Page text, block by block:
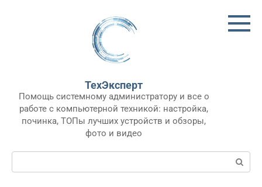
ТехЭксперт
Помощь системному администратору и все о
работе с компьютерной техникой: настройка,
починка, ТОПы лучших устройств и обзоры,
фото и видео
Поиск: